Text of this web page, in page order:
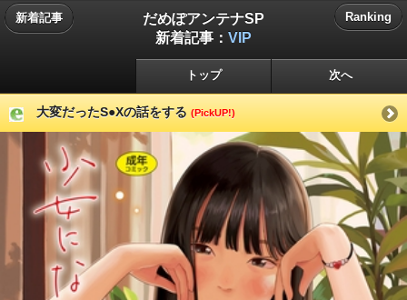
新着記事
だめぽアンテナSP
新着記事： VIP
Ranking
トップ 次へ
大変だったS●Xの話をする (PickUP!)